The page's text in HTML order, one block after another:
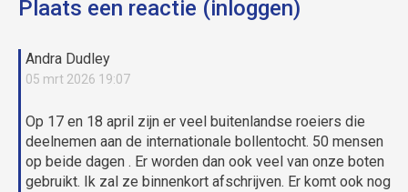
Plaats een reactie (inloggen)
Andra Dudley
05 mrt 2026 19:07
Op 17 en 18 april zijn er veel buitenlandse roeiers die
deelnemen aan de internationale bollentocht. 50 mensen
op beide dagen . Er worden dan ook veel van onze boten
gebruikt. Ik zal ze binnenkort afschrijven. Er komt ook nog